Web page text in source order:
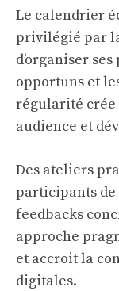
Le calendrier
privilégié par
d’organiser
opportuns et
régularité crée
audience et
Des ateliers
participants
feedbacks
approche
et accroit la
digitales.